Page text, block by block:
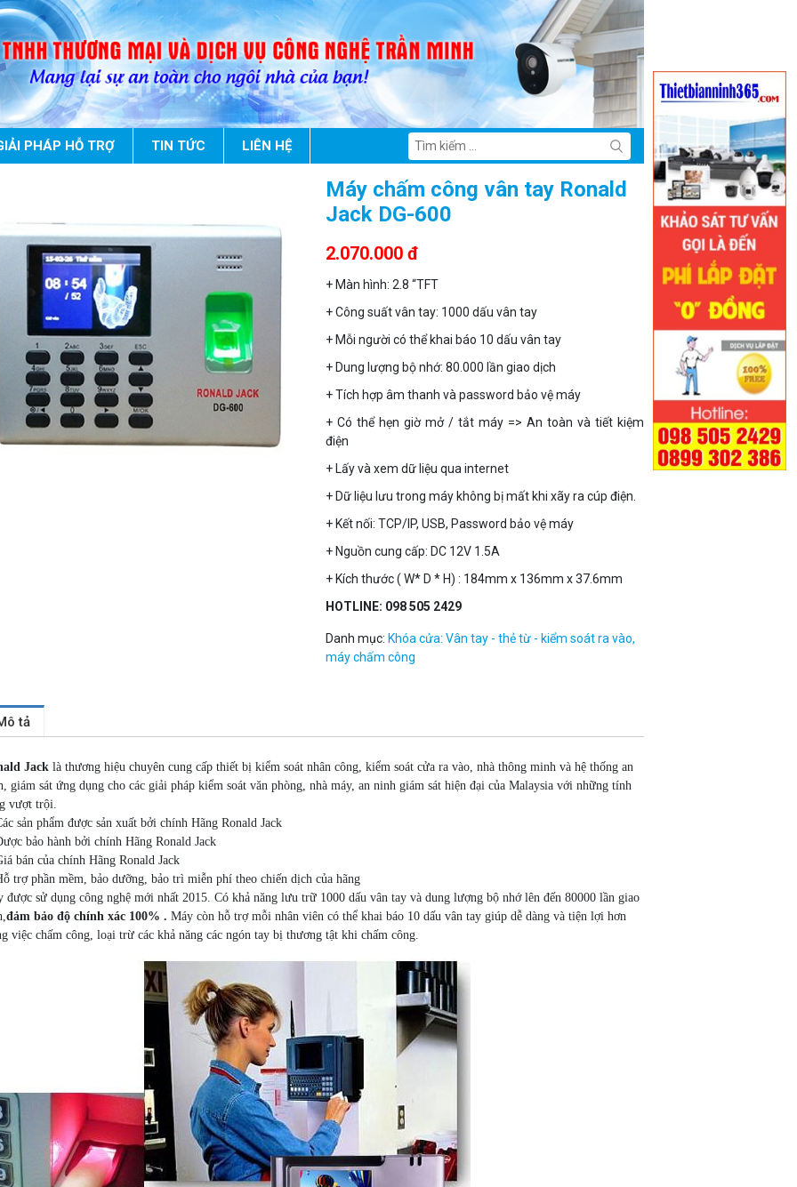
PHÁP HỖ TRỢ TIN TỨC LIÊN HỆ
Máy chấm công vân tay Ronald
Jack DG-600
2.070.000 đ
+ Màn hình: 2.8 “TFT
+ Công suất vân tay: 1000 dấu vân tay
+ Mỗi người có thể khai báo 10 dấu vân tay
+ Dung lượng bộ nhớ: 80.000 lần giao dịch
+ Tích hợp âm thanh và password bảo vệ máy
+ Có thể hẹn giờ mở / tắt máy => Antoàn và tiết kiệm
điện
+ Lấy và xem dữ liệu qua internet
+ Dữ liệu lưu trong máy không bị mất khi xãy ra cúp điện.
+ Kết nối: TCP/IP, USB, Password bảo vệ máy
+ Nguồn cung cấp: DC 12V 1.5A
+ Kích thước ( W* D * H) : 184mm x 136mm x 37.6mm
HOTLINE: 098 505 2429
Danh mục: Khóa cửa: Vân tay - thẻ từ - kiểm soát ra vào,
máy chấm công
tả
Jack là thương hiệu chuyên cung cấp thiết bị kiểm soát nhân công, kiểm soát cửa ra vào, nhà thông minh và hệ thống an
giám sát ứng dụng cho các giải pháp kiểm soát văn phòng, nhà máy, an ninh giám sát hiện đại của Malaysia với những tính
vượt trội.
sản phẩm được sản xuất bởi chính Hãng Ronald Jack
bảo hành bởi chính Hãng Ronald Jack
bán của chính Hãng Ronald Jack
trợ phần mềm, bảo dưỡng, bảo trì miễn phí theo chiến dịch của hãng
được sử dụng công nghệ mới nhất 2015. Có khả năng lưu trữ 1000 dấu vân tay và dung lượng bộ nhớ lên đến 80000 lần giao
đảm bảo độ chính xác 100% . Máy còn hỗ trợ mỗi nhân viên có thể khai báo 10 dấu vân tay giúp dễ dàng và tiện lợi hơn
việc chấm công, loại trừ các khả năng các ngón tay bị thương tật khi chấm công.